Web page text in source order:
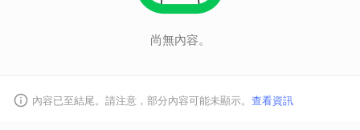
尚無內容。
內容已至結尾。請注意，部分內容可能未顯示。 查看資訊